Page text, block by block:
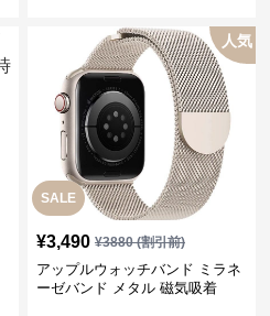
SALE
人気
¥3,490 ¥3880(割引前)
アップルウォッチバンド ミラネ
ーゼバンド メタル 磁気吸着